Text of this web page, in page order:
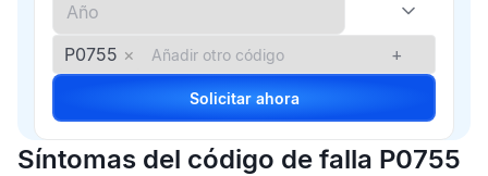
P0755 × +
Solicitar ahora
Síntomas del código de falla P0755